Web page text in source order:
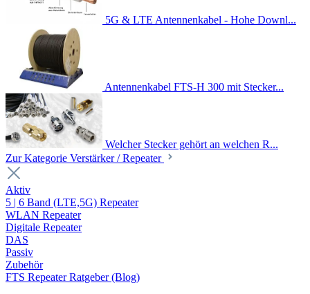
5G & LTE Antennenkabel - Hohe Downl...
Antennenkabel FTS-H 300 mit Stecker...
Welcher Stecker gehört an welchen R...
Zur Kategorie Verstärker / Repeater
Aktiv
5 | 6 Band (LTE,5G) Repeater
WLAN Repeater
Digitale Repeater
DAS
Passiv
Zubehör
FTS Repeater Ratgeber (Blog)